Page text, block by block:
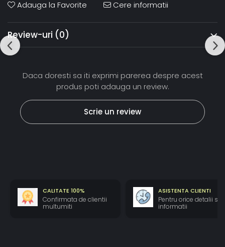
Adauga la Favorite Cere informatii
Review-uri (0)
Daca doresti sa iti exprimi parerea despre acest
produs poti adauga un review.
Scrie un review
CALITATE 100%
Confirmata de clientii
multumiti
ASISTENTA CLIENTI
Pentru orice detalii si
informatii